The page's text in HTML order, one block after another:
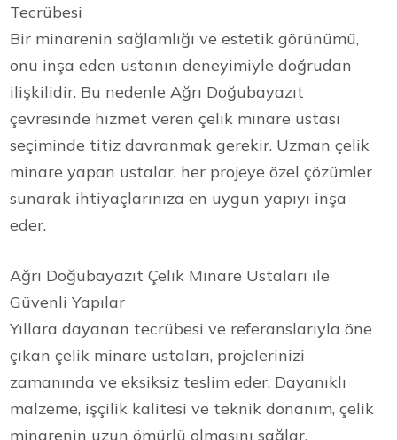
Tecrübesi
Bir minarenin sağlamlığı ve estetik görünümü,
onu inşa eden ustanın deneyimiyle doğrudan
ilişkilidir. Bu nedenle Ağrı Doğubayazıt
çevresinde hizmet veren çelik minare ustası
seçiminde titiz davranmak gerekir. Uzman çelik
minare yapan ustalar, her projeye özel çözümler
sunarak ihtiyaçlarınıza en uygun yapıyı inşa
eder.
Ağrı Doğubayazıt Çelik Minare Ustaları ile
Güvenli Yapılar
Yıllara dayanan tecrübesi ve referanslarıyla öne
çıkan çelik minare ustaları, projelerinizi
zamanında ve eksiksiz teslim eder. Dayanıklı
malzeme, işçilik kalitesi ve teknik donanım, çelik
minarenin uzun ömürlü olmasını sağlar.